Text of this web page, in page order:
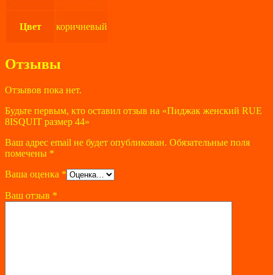
Цвет коричневый
Отзывы
Отзывов пока нет.
Будьте первым, кто оставил отзыв на «Пиджак женский RUE
8ISQUIT размер 44»
Ваш адрес email не будет опубликован. Обязательные поля
помечены *
Ваша оценка *
Ваш отзыв *